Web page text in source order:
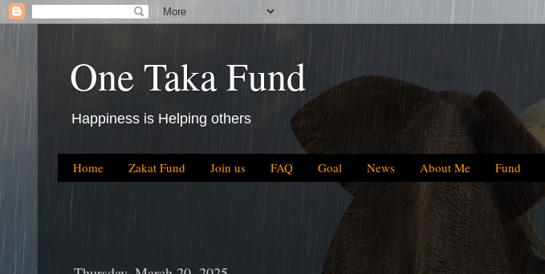
One Taka Fund
Happiness is Helping others
Home Zakat Fund Join us FAQ Goal News About Me Fund